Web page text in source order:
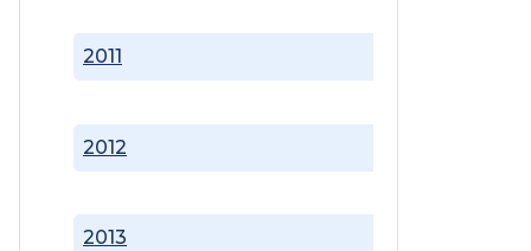
2011
2012
2013